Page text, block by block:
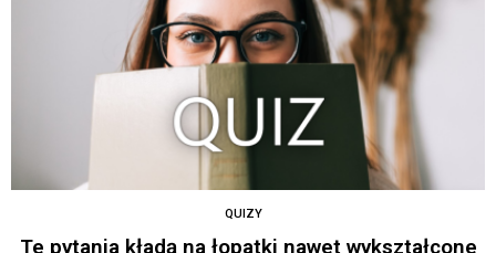
QUIZY
Te pytania kładą na łopatki nawet wykształcone